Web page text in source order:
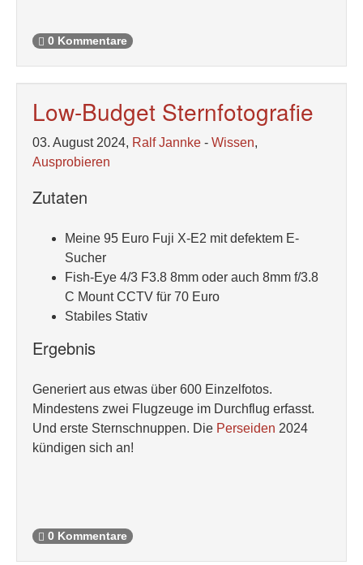
0 Kommentare
Low-Budget Sternfotografie
03. August 2024, Ralf Jannke - Wissen,
Ausprobieren
Zutaten
Meine 95 Euro Fuji X-E2 mit defektem E-
Sucher
Fish-Eye 4/3 F3.8 8mm oder auch 8mm f/3.8
C Mount CCTV für 70 Euro
Stabiles Stativ
Ergebnis
Generiert aus etwas über 600 Einzelfotos.
Mindestens zwei Flugzeuge im Durchflug erfasst.
Und erste Sternschnuppen. Die Perseiden 2024
kündigen sich an!
0 Kommentare